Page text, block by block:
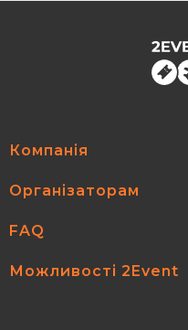
Компанія
Організаторам
FAQ
Можливості 2Event